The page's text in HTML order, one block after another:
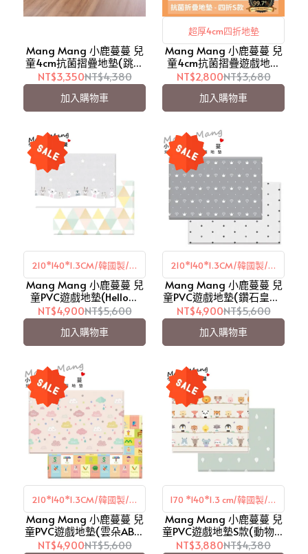
Mang Mang 小鹿蔓蔓 兒
童4cm抗菌摺疊地墊(跳石
系列)-兩色可選【愛吾
兒】
NT$3,350NT$4,380
加入購物車
超厚4cm四折地墊
Mang Mang 小鹿蔓蔓 兒
童4cm抗菌摺疊遊戲地墊
(四折S款)-粉嫩色【愛吾
兒】
NT$2,800NT$3,680
加入購物車
210*140*1.3CM/韓國製/雙
面設計
Mang Mang 小鹿蔓蔓 兒
童PVC遊戲地墊(Hello你
好)【愛吾兒】
NT$4,900NT$5,600
加入購物車
210*140*1.3CM/韓國製/雙
面設計
Mang Mang 小鹿蔓蔓 兒
童PVC遊戲地墊(鑽石皇冠)
【愛吾兒】
NT$4,900NT$5,600
加入購物車
210*140*1.3CM/韓國製/雙
面設計
Mang Mang 小鹿蔓蔓 兒
童PVC遊戲地墊(雲朵ABC)
【愛吾兒】
NT$4,900NT$5,600
170 *140*1.3 cm/韓國製/雙
面設計
Mang Mang 小鹿蔓蔓 兒
童PVC遊戲地墊S款(動物好
朋友)【愛吾兒】
NT$3,880NT$4,380